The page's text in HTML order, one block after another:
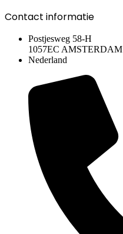
Contact informatie
Postjesweg 58-H
1057EC AMSTERDAM
Nederland